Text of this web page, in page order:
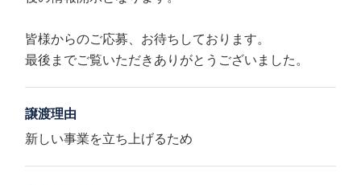
皆様からのご応募、お待ちしております。
最後までご覧いただきありがとうございました。
譲渡理由
新しい事業を立ち上げるため